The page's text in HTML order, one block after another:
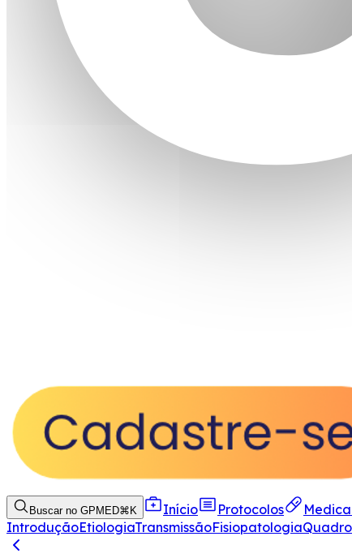
Buscar no GPMED⌘ K Início Protocolos
IntroduçãoEtiologiaTransmissãoFisiopatologia